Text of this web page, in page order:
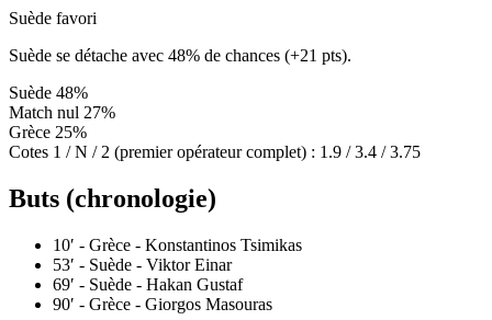
Suède favori
Suède se détache avec 48% de chances (+21 pts).
Suède 48%
Match nul 27%
Grèce 25%
Cotes 1 / N / 2 (premier opérateur complet) : 1.9 / 3.4 / 3.75
Buts (chronologie)
10′ - Grèce - Konstantinos Tsimikas
53′ - Suède - Viktor Einar
69′ - Suède - Hakan Gustaf
90′ - Grèce - Giorgos Masouras